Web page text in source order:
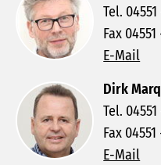
Tel.
Fax
E-Mail
Dirk
Tel.
Fax
E-Mail